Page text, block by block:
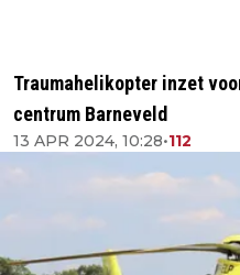
Traumahelikopter inzet
centrum Barneveld
13 APR 2024, 10:28•112